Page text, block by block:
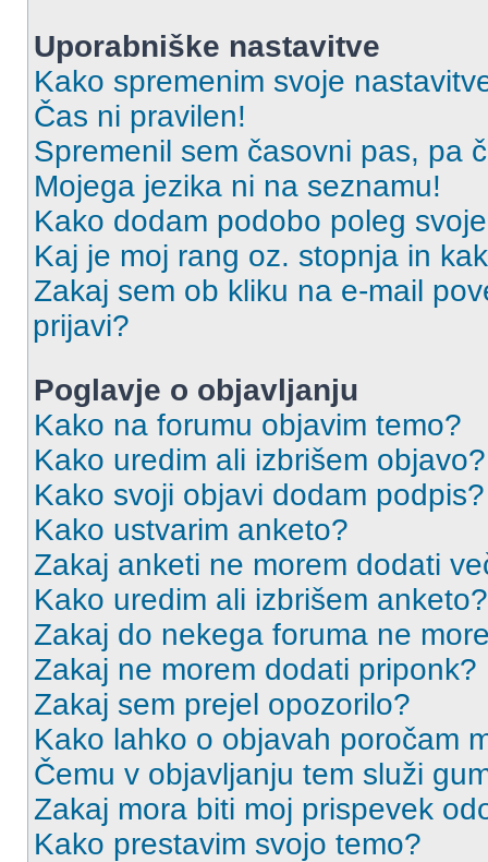
Uporabniške nastavitve
Kako spremenim svoje
Čas ni pravilen!
Spremenil sem časovni pas, pa
Mojega jezika ni na seznamu!
Kako dodam podobo poleg
Kaj je moj rang oz. stopnja in
Zakaj sem ob kliku na e-mail
prijavi?
Poglavje o objavljanju
Kako na forumu objavim temo?
Kako uredim ali izbrišem objavo?
Kako svoji objavi dodam podpis?
Kako ustvarim anketo?
Zakaj anketi ne morem dodati
Kako uredim ali izbrišem anketo?
Zakaj do nekega foruma ne
Zakaj ne morem dodati priponk?
Zakaj sem prejel opozorilo?
Kako lahko o objavah poročam
Čemu v objavljanju tem služi
Zakaj mora biti moj prispevek
Kako prestavim svojo temo?